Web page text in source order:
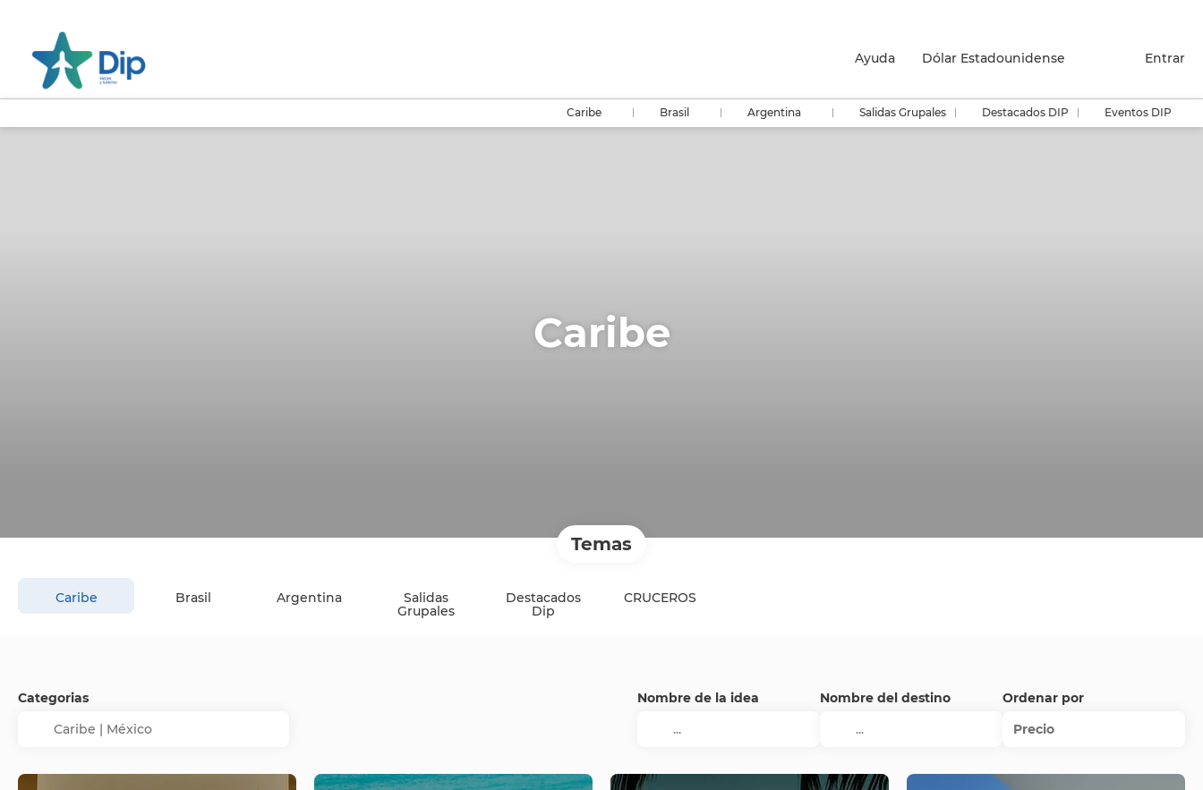
Ayuda Dólar Estadounidense Entrar
Caribe Brasil Argentina Salidas Grupales Destacados DIP Eventos DIP
Caribe
Temas
Caribe Brasil Argentina
Salidas
Grupales
Destacados
Dip
CRUCEROS
Categorias Nombre de la idea Nombre del destino
Ordenar por
Precio